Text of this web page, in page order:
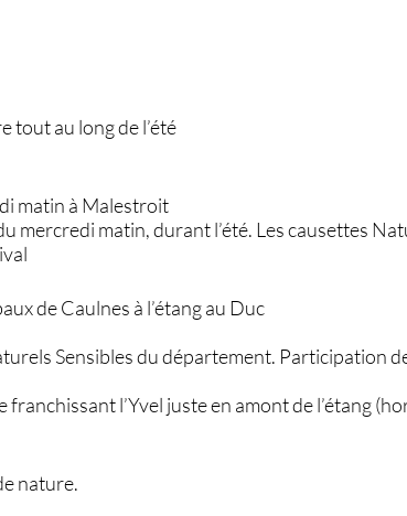
tout au long de l’été
matin à Malestroit
mercredi matin, durant l’été. Les causettes
de Caulnes à l’étang au Duc
Sensibles du département. Participation
l’Yvel juste en amont de l’étang
nature.